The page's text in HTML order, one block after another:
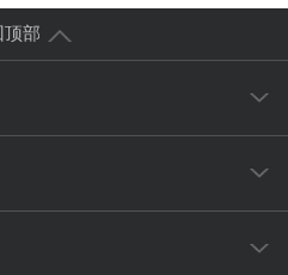
顶部